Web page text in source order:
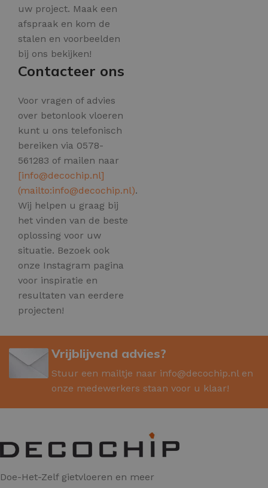
uw project. Maak een
afspraak en kom de
stalen en voorbeelden
bij ons bekijken!
Contacteer ons
Voor vragen of advies
over betonlook vloeren
kunt u ons telefonisch
bereiken via 0578-
561283 of mailen naar
[info@decochip.nl]
(mailto:info@decochip.nl).
Wij helpen u graag bij
het vinden van de beste
oplossing voor uw
situatie. Bezoek ook
onze Instagram pagina
voor inspiratie en
resultaten van eerdere
projecten!
Vrijblijvend advies?
Stuur een mailtje naar info@decochip.nl en
onze medewerkers staan voor u klaar!
Doe-Het-Zelf gietvloeren en meer